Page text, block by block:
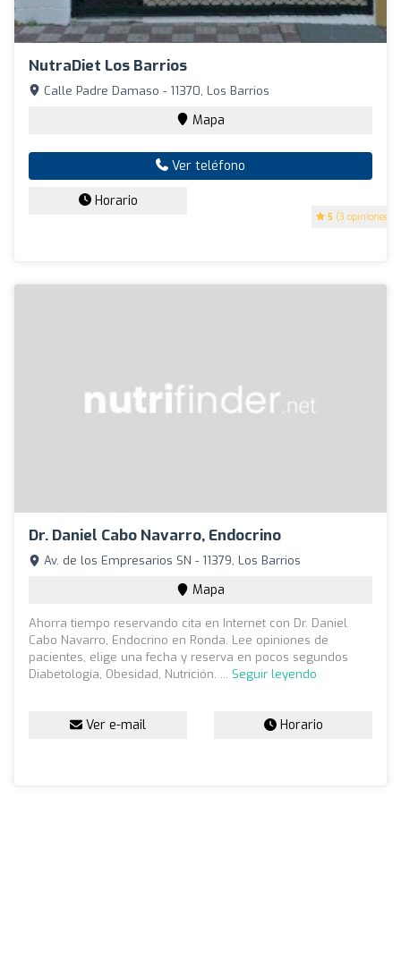
NutraDiet Los Barrios
5 (3 opiniones)
Calle Padre Damaso - 11370, Los Barrios
Mapa
Ver teléfono
Horario
Dr. Daniel Cabo Navarro, Endocrino
Av. de los Empresarios SN - 11379, Los Barrios
Mapa
Ahorra tiempo reservando cita en Internet con Dr. Daniel
Cabo Navarro, Endocrino en Ronda. Lee opiniones de
pacientes, elige una fecha y reserva en pocos segundos
Diabetología, Obesidad, Nutrición. ... Seguir leyendo
Ver e-mail Horario